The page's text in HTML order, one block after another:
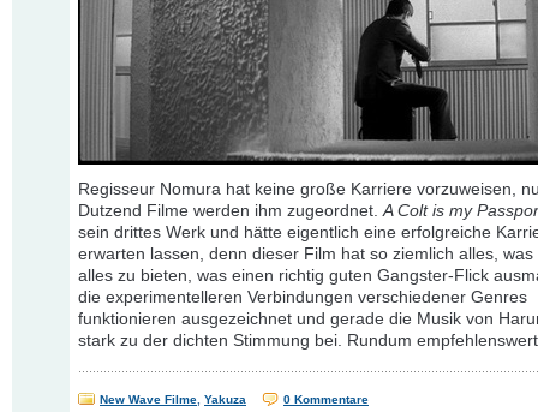
Regisseur Nomura hat keine große Karriere vorzuweisen,
Dutzend Filme werden ihm zugeordnet.A Colt is my
sein drittes Werk und hätte eigentlich eine erfolgreiche
erwarten lassen, denn dieser Film hat so ziemlich alles, was
alles zu bieten, was einen richtig guten Gangster-Flick
die experimentelleren Verbindungen verschiedener Genres
funktionieren ausgezeichnet und gerade die Musik von
stark zu der dichten Stimmung bei. Rundum
New Wave Filme Yakuza 0 Kommentare